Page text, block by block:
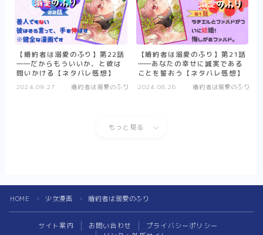
【アニメ】筋肉はすべてを解決する！ なマ
ッシュル-MASHLE-の物語【まとめ】
【ハイキュー！！】熱いスポーツ（バレーボ
ール）のネタバレ感想【アニメ-まとめ】
【夏目友人帳第1期】それは一人ぼっちが苦
しいと苦しんでいた少年の、妖と人をつなぐ
物語【アニメ-ネタバレ感想まとめ】
【SAKAMOTO DAYS】伝説の殺し屋から、
レ感想まとめ】
【婚約者は溺愛のふり】第22話
――だからもういいか、と彼は
問いかける【ネタバレ感想】
2024.09.27 婚約者は溺愛のふり
【婚約者は溺愛のふり】第21話
――あなたの幸せに誠実である
ことを誓おう【ネタバレ感想】
2024.08.26 婚約者は溺愛のふり
もっと見る
HOME ＞ 少女漫画 ＞ 婚約者は溺愛のふり
サイト案内 お問い合わせ
プライバシーポリシー